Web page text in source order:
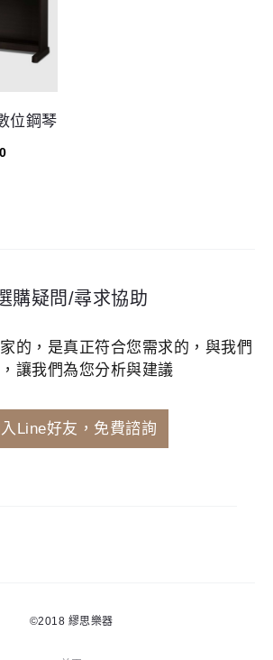
位鋼琴
購疑問/尋求協助
的，是真正符合您需求的，與我們
讓我們為您分析與建議
Line好友，免費諮詢
©2018 繆思樂器